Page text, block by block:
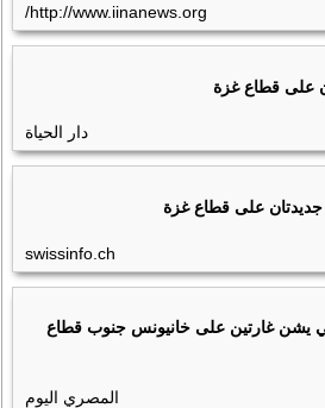
http://www.iinanews.org/
على قطاع غزة
دار الحياة
جديدتان على قطاع غزة
swissinfo.ch
يشن غارتين على خانيونس جنوب قطاع
المصري اليوم